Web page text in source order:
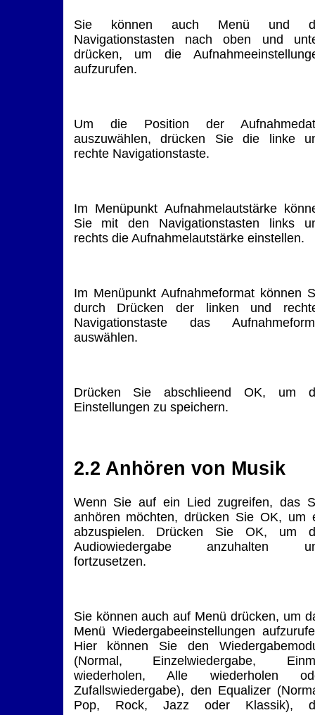
Sie können auch Menü und
Navigationstasten nach oben und
drücken, um die
aufzurufen.
Um die Position der
auszuwählen, drücken Sie die linke
rechte Navigationstaste.
Im Menüpunkt Aufnahmelautstärke
Sie mit den Navigationstasten links
rechts die Aufnahmelautstärke einstellen.
Im Menüpunkt Aufnahmeformat können
durch Drücken der linken und
Navigationstaste das
auswählen.
Drücken Sie abschlieend OK, um
Einstellungen zu speichern.
2.2 Anhören von Musik
Wenn Sie auf ein Lied zugreifen, das
anhören möchten, drücken Sie OK, um
abzuspielen. Drücken Sie OK, um
Audiowiedergabe anzuhalten
fortzusetzen.
Sie können auch auf Menü drücken, um
Menü Wiedergabeeinstellungen
Hier können Sie den
(Normal, Einzelwiedergabe,
wiederholen, Alle wiederholen
Zufallswiedergabe), den Equalizer
Pop, Rock, Jazz oder Klassik),